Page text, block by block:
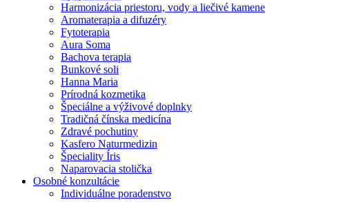
Harmonizácia priestoru, vody a liečivé kamene
Aromaterapia a difuzéry
Fytoterapia
Aura Soma
Bachova terapia
Bunkové soli
Hanna Maria
Prírodná kozmetika
Špeciálne a výživové doplnky
Tradičná čínska medicína
Zdravé pochutiny
Kasfero Naturmedizin
Špeciality Íris
Naparovacia stolička
Osobné konzultácie
Individuálne poradenstvo